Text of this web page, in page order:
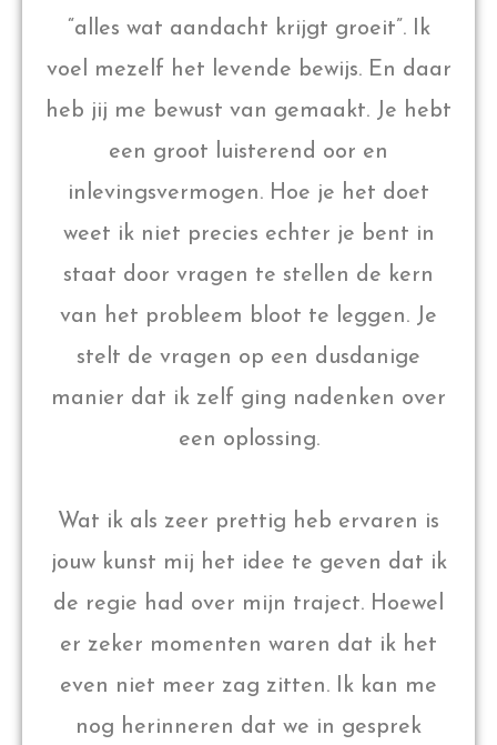
“alles wat aandacht krijgt groeit”. Ik
voel mezelf het levende bewijs. En daar
heb jij me bewust van gemaakt. Je hebt
een groot luisterend oor en
inlevingsvermogen. Hoe je het doet
weet ik niet precies echter je bent in
staat door vragen te stellen de kern
van het probleem bloot te leggen. Je
stelt de vragen op een dusdanige
manier dat ik zelf ging nadenken over
een oplossing.
Wat ik als zeer prettig heb ervaren is
jouw kunst mij het idee te geven dat ik
de regie had over mijn traject. Hoewel
er zeker momenten waren dat ik het
even niet meer zag zitten. Ik kan me
nog herinneren dat we in gesprek